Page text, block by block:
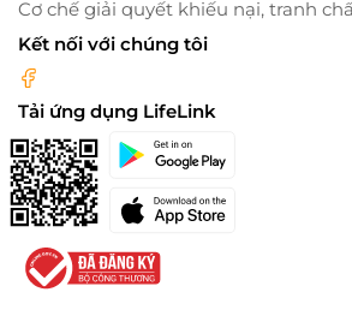
Cơ chế giải quyết khiếu nại, tranh
Kết nối với chúng tôi
Tải ứng dụng LifeLink